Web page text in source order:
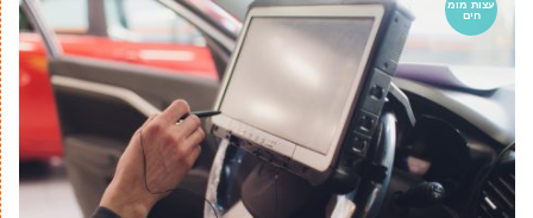
עצות מומ
חים